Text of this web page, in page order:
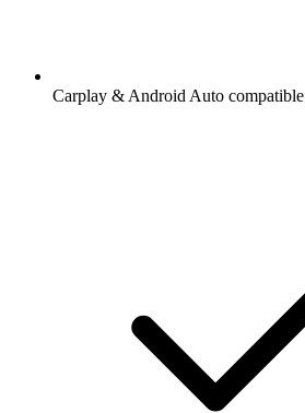
Carplay & Android Auto compatible